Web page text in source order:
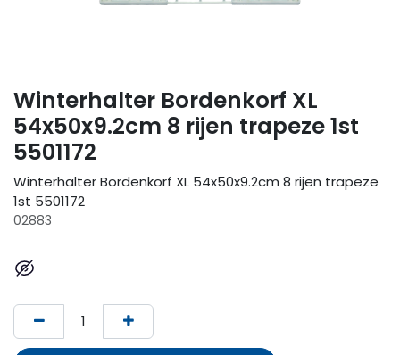
Winterhalter Bordenkorf XL
54x50x9.2cm 8 rijen trapeze 1st
5501172
Winterhalter Bordenkorf XL 54x50x9.2cm 8 rijen trapeze
1st 5501172
02883